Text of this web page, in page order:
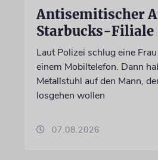
Antisemitischer
Starbucks-Filiale
Laut Polizei schlug eine
einem Mobiltelefon. Dann
Metallstuhl auf den Mann,
losgehen wollen
07.08.2026